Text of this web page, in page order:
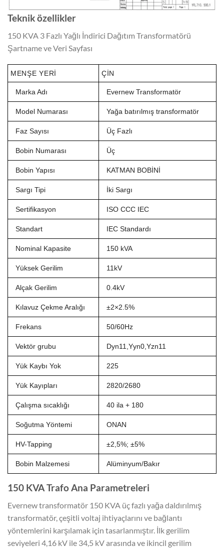
Teknik özellikler
150 KVA 3 Fazlı Yağlı İndirici Dağıtım Transformatörü
Şartname ve Veri Sayfası
MENŞE YERI ÇIN
Marka Adı Evernew Transformatör
Model Numarası Yağa batırılmış transformatör
Faz Sayısı Üç Fazlı
Bobin Numarası Üç
Bobin Yapısı KATMAN BOBİNİ
Sargı Tipi İki Sargı
Sertifikasyon ISO CCC IEC
Standart IEC Standardı
Nominal Kapasite 150 kVA
Yüksek Gerilim 11kV
Alçak Gerilim 0.4kV
Kılavuz Çekme Aralığı ±2×2.5%
Frekans 50/60Hz
Vektör grubu Dyn11,Yyn0,Yzn11
Yük Kaybı Yok 225
Yük Kayıpları 2820/2680
Çalışma sıcaklığı 40 ila + 180
Soğutma Yöntemi ONAN
HV-Tapping ±2,5%; ±5%
Bobin Malzemesi Alüminyum/Bakır
150 KVA Trafo Ana Parametreleri
Evernew transformatör 150 KVA üç fazlı yağa daldırılmış
transformatör, çeşitli voltaj ihtiyaçlarını ve bağlantı
yöntemlerini karşılamak için tasarlanmıştır. İlk gerilim
seviyeleri 4,16 kV ile 34,5 kV arasında ve ikincil gerilim